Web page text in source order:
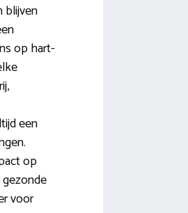
blijven
op hart-
een
op
voor